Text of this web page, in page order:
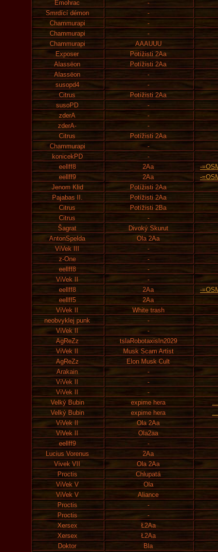
Emohrac
-
Smrdící démon
-
Chammurapi
-
Chammurapi
-
Chammurapi
AAAUUU
Exposer
Potížisti 2Aa
Alassëon
Potížisti 2Aa
Alassëon
-
susopd4
-
Citrus
Potížisti 2Aa
susoPD
-
zderA
-
zderA-
-
Citrus
Potížisti 2Aa
Chammurapi
-
konicekPD
-
eellff8
2Aa
-
eellff9
2Aa
-
Jenom Klid
Potížisti 2Aa
Pajabas II.
Potížisti 2Aa
Citrus
Potížisti 2Ba
Citrus
-
Šagrat
Divoký Skurut
AntonSpelda
Ola 2Aa
ViVek III
-
z-One
-
eellff8
-
ViVek II
-
eellff8
2Aa
-
eellff5
2Aa
ViVek II
White trash
neobvyklej punk
-
ViVek II
-
AgReZz
tslaRobotaxisIn2029
ViVek II
Musk Scam Artist
AgReZz
Elon Musk Cult
Arakain
-
ViVek II
-
ViVek II
-
Velký Bubin
expime hera
Velký Bubin
expime hera
ViVek II
Ola 2Aa
ViVek II
Ola2aa
eellff9
-
Lucius Vorenus
2Aa
Vivek VII
Ola 2Aa
Proctis
Chlupatá
ViVek V
Ola
ViVek V
Aliance
Proctis
-
Proctis
-
Xersex
Ł2Aa
Xersex
Ł2Aa
Doktor
Bla